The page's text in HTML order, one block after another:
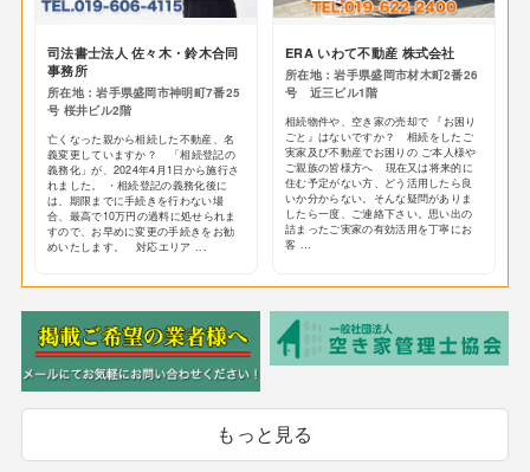
司法書士法人 佐々木・鈴木合同
事務所
所在地：岩手県盛岡市神明町7番25
号 桜井ビル2階
亡くなった親から相続した不動産、名
義変更していますか？ 「相続登記の
義務化」が、2024年4月1日から施行さ
れました。 ・相続登記の義務化後に
は、期限までに手続きを行わない場
合、最高で10万円の過料に処せられま
すので、お早めに変更の手続きをお勧
めいたします。 対応エリア ...
ERA いわて不動産 株式会社
所在地：岩手県盛岡市材木町2番26
号 近三ビル1階
相続物件や、空き家の売却で 『お困り
ごと』はないですか？ 相続をしたご
実家及び不動産でお困りの ご本人様や
ご親族の皆様方へ 現在又は将来的に
住む予定がない方、どう活用したら良
いか分からない。そんな疑問がありま
したら一度、ご連絡下さい。思い出の
詰まったご実家の有効活用を丁寧にお
客 ...
もっと見る